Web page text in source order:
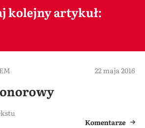
kolejny artykuł:
22 maja 2016
Komentarze